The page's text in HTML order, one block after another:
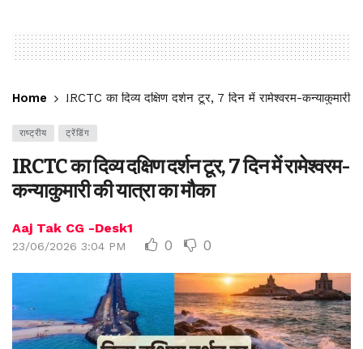
Home IRCTC का दिव्य दक्षिण दर्शन टूर, 7 दिन में रामेश्वरम-कन्याकुमारी
राष्ट्रीय ट्रेंडिंग
IRCTC का दिव्य दक्षिण दर्शन टूर, 7 दिन में रामेश्वरम-
कन्याकुमारी की यात्रा का मौका
Aaj Tak CG -Desk1
23/06/2026 3:04 PM 0 0